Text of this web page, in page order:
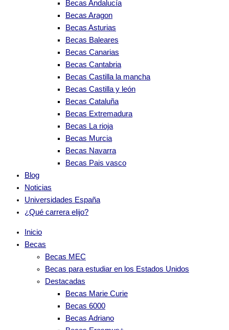
Becas Andalucía
Becas Aragon
Becas Asturias
Becas Baleares
Becas Canarias
Becas Cantabria
Becas Castilla la mancha
Becas Castilla y león
Becas Cataluña
Becas Extremadura
Becas La rioja
Becas Murcia
Becas Navarra
Becas Pais vasco
Blog
Noticias
Universidades España
¿Qué carrera elijo?
Inicio
Becas
Becas MEC
Becas para estudiar en los Estados Unidos
Destacadas
Becas Marie Curie
Becas 6000
Becas Adriano